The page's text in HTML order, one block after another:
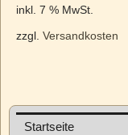
inkl. 7 % MwSt.
zzgl. Versandkosten
Startseite